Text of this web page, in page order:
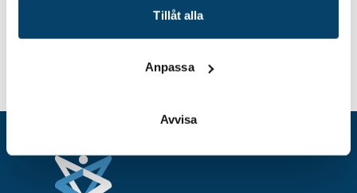
Tillåt alla
Anpassa
Avvisa
Digitala tvillingar och simulering i